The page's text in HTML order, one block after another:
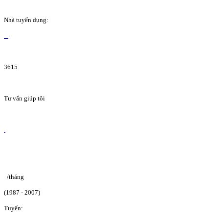
Nhà tuyển dụng:
3615
Tư vấn giúp tôi
/tháng
(1987 - 2007)
Tuyển: